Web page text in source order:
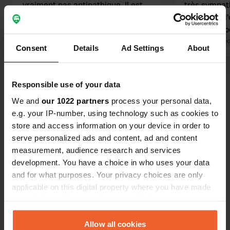
Consent Details Ad Settings About
Responsible use of your data
We and our 1022 partners process your personal data,
e.g. your IP-number, using technology such as cookies to
store and access information on your device in order to
serve personalized ads and content, ad and content
measurement, audience research and services
development. You have a choice in who uses your data
and for what purposes. Your privacy choices are only
applicable on this digital property where you have made
any time from the Cookie Declaration or by clicking on
the Privacy trigger icon.Allow all cookies
vraiment pas antipathique. Il est
d'abord vérifié s'il y avait des places
belles et spacieuses. 2 lave-linge et
sèche-linge. Assurez-vous de
desserrer le robinet avant de l'ouvrir -
ce n'est pas indiqué 😱
très
propres et
existe des
proximité,
pied et à
Traduit par
Es-tu déjà venu ici ?
Contact
Emplacement
Neudahner Weiher